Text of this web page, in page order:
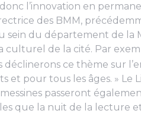
l’innovation en
des BMM,
du département de la
culturel de la cité. Par
ce thème sur
et pour tous les âges. » Le
passeront
que la nuit de la lecture